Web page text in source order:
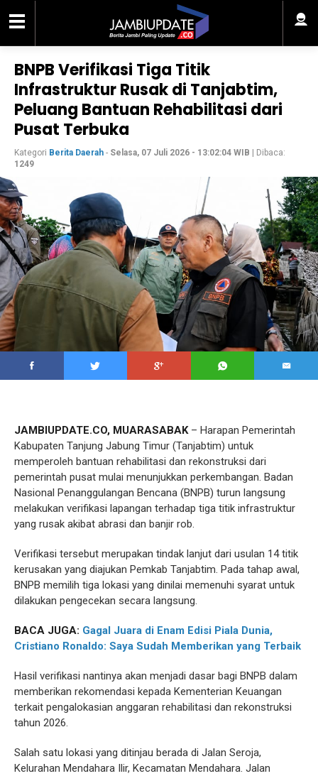
BNPB Verifikasi Tiga Titik
Infrastruktur Rusak di Tanjabtim,
Peluang Bantuan Rehabilitasi dari
Pusat Terbuka
Kategori Berita Daerah - Selasa, 07 Juli 2026 - 13:02:04 WIB | Dibaca:
1249
JAMBIUPDATE.CO, MUARASABAK– Harapan Pemerintah
Kabupaten Tanjung Jabung Timur (Tanjabtim) untuk
memperoleh bantuan rehabilitasi dan rekonstruksi dari
pemerintah pusat mulai menunjukkan perkembangan. Badan
Nasional Penanggulangan Bencana (BNPB) turun langsung
melakukan verifikasi lapangan terhadap tiga titik infrastruktur
yang rusak akibat abrasi dan banjir rob.
Verifikasi tersebut merupakan tindak lanjut dari usulan 14 titik
kerusakan yang diajukan Pemkab Tanjabtim. Pada tahap awal,
BNPB memilih tiga lokasi yang dinilai memenuhi syarat untuk
dilakukan pengecekan secara langsung.
BACA JUGA: Gagal Juara di Enam Edisi Piala Dunia,
Cristiano Ronaldo: Saya Sudah Memberikan yang Terbaik
Hasil verifikasi nantinya akan menjadi dasar bagi BNPB dalam
memberikan rekomendasi kepada Kementerian Keuangan
terkait pengalokasian anggaran rehabilitasi dan rekonstruksi
tahun 2026.
Salah satu lokasi yang ditinjau berada di Jalan Seroja,
Kelurahan Mendahara Ilir, Kecamatan Mendahara. Jalan